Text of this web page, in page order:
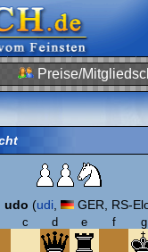
Preise/
udo (udi, GER, RS-
c d e f
g